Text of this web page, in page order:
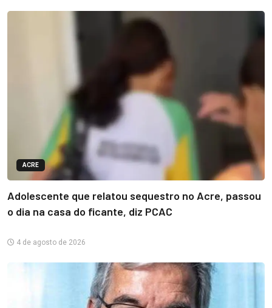
ACRE
Adolescente que relatou sequestro no Acre, passou
o dia na casa do ficante, diz PCAC
4 de agosto de 2026